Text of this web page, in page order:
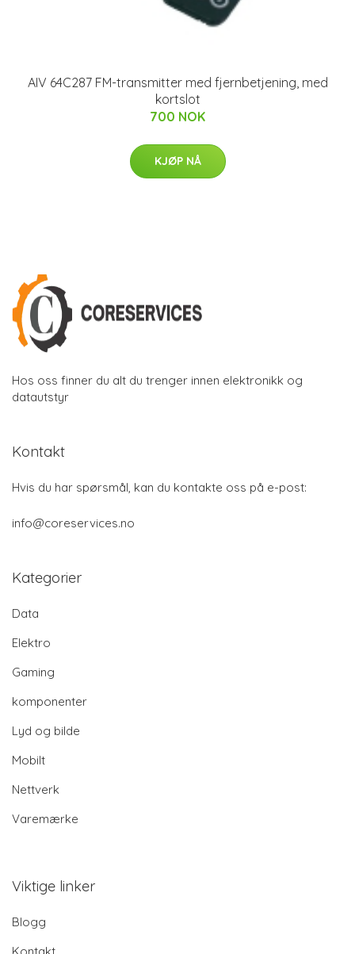
AIV 64C287 FM-transmitter med fjernbetjening, med
kortslot
700 NOK
KJØP NÅ
Hos oss finner du alt du trenger innen elektronikk og
datautstyr
Kontakt
Hvis du har spørsmål, kan du kontakte oss på e-post:
info@coreservices.no
Kategorier
Data
Elektro
Gaming
komponenter
Lyd og bilde
Mobilt
Nettverk
Varemærke
Viktige linker
Blogg